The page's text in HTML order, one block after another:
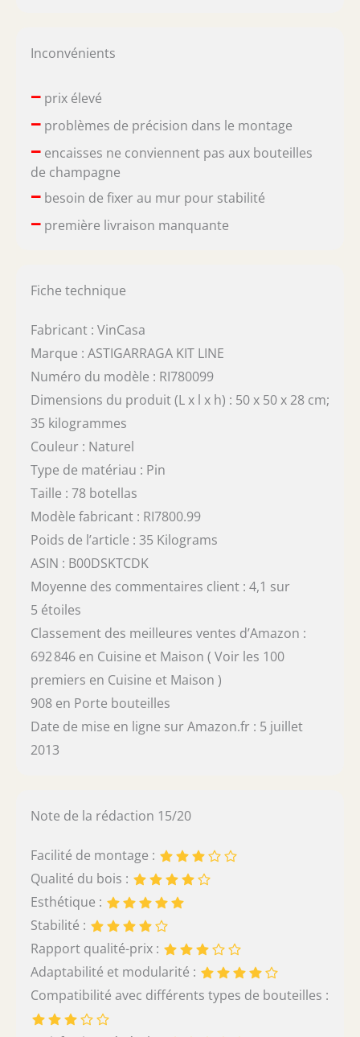
Inconvénients
–prix élevé
–problèmes de précision dans le montage
–encaisses ne conviennent pas aux bouteilles
de champagne
–besoin de fixer au mur pour stabilité
–première livraison manquante
Fiche technique
Fabricant : VinCasa
Marque : ASTIGARRAGA KIT LINE
Numéro du modèle : RI780099
Dimensions du produit (L x l x h) : 50 x 50 x 28 cm;
35 kilogrammes
Couleur : Naturel
Type de matériau : Pin
Taille : 78 botellas
Modèle fabricant : RI7800.99
Poids de l’article : 35 Kilograms
ASIN : B00DSKTCDK
Moyenne des commentaires client : 4,1 sur
5 étoiles
Classement des meilleures ventes d’Amazon :
692 846 en Cuisine et Maison ( Voir les 100
premiers en Cuisine et Maison )
908 en Porte bouteilles
Date de mise en ligne sur Amazon.fr : 5 juillet
2013
Note de la rédaction 15/20
Facilité de montage :
Qualité du bois :
Esthétique :
Stabilité :
Rapport qualité-prix :
Adaptabilité et modularité :
Compatibilité avec différents types de bouteilles :